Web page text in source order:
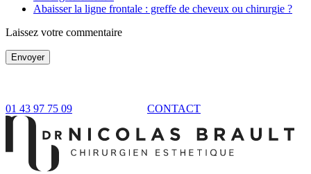
Abaisser la ligne frontale : greffe de cheveux ou chirurgie ?
Laissez votre commentaire
Envoyer
01 43 97 75 09 CONTACT